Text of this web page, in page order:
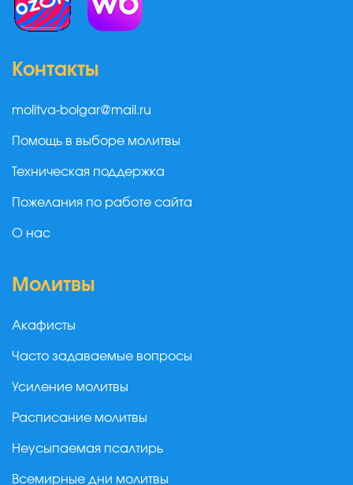
Контакты
molitva-bolgar@mail.ru
Помощь в выборе молитвы
Техническая поддержка
Пожелания по работе сайта
О нас
Молитвы
Акафисты
Часто задаваемые вопросы
Усиление молитвы
Расписание молитвы
Неусыпаемая псалтирь
Всемирные дни молитвы